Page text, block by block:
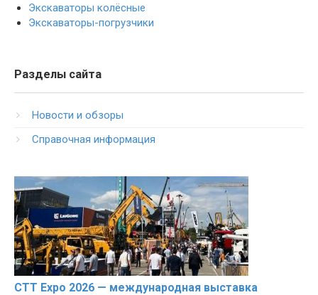
Экскаваторы колёсные
Экскаваторы-погрузчики
Разделы сайта
Новости и обзоры
Справочная информация
CTT Expo 2026 — международная выставка